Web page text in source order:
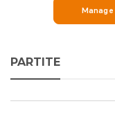
PARTITE